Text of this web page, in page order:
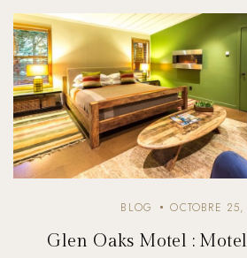
BLOG OCTOBRE
Glen Oaks Motel :